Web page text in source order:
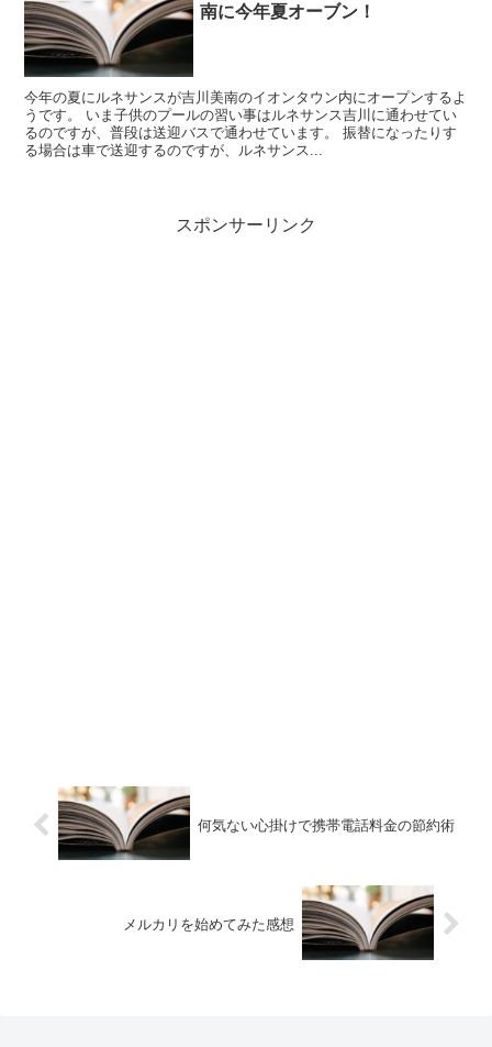
南に今年夏オーブン！
今年の夏にルネサンスが吉川美南のイオンタウン内にオープンするよ
うです。 いま子供のプールの習い事はルネサンス吉川に通わせてい
るのですが、普段は送迎バスで通わせています。 振替になったりす
る場合は車で送迎するのですが、ルネサンス...
スポンサーリンク
何気ない心掛けで携帯電話料金の節約術
メルカリを始めてみた感想